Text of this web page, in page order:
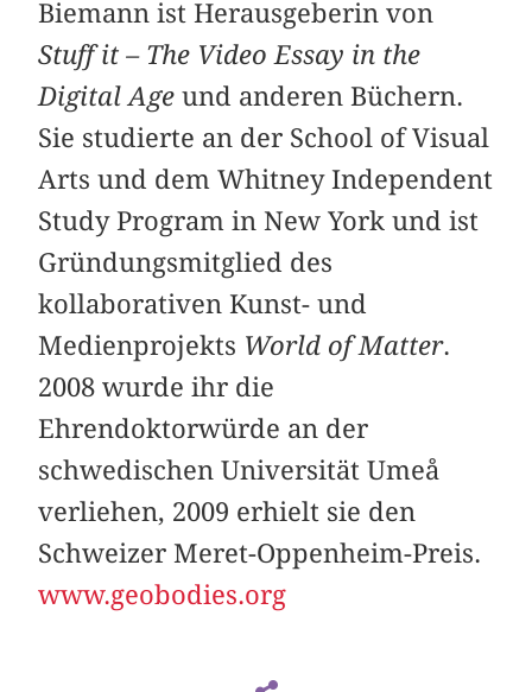
Biemann ist Herausgeberin von
Stuff it – The Video Essay in the
Digital Age und anderen Büchern.
Sie studierte an der School of Visual
Arts und dem Whitney Independent
Study Program in New York und ist
Gründungsmitglied des
kollaborativen Kunst- und
Medienprojekts World of Matter.
2008 wurde ihr die
Ehrendoktorwürde an der
schwedischen Universität Umeå
verliehen, 2009 erhielt sie den
Schweizer Meret-Oppenheim-Preis.
www.geobodies.org